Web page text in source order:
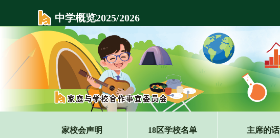
中学概览2025/2026
家校会声明 18区学校名单 主席的话